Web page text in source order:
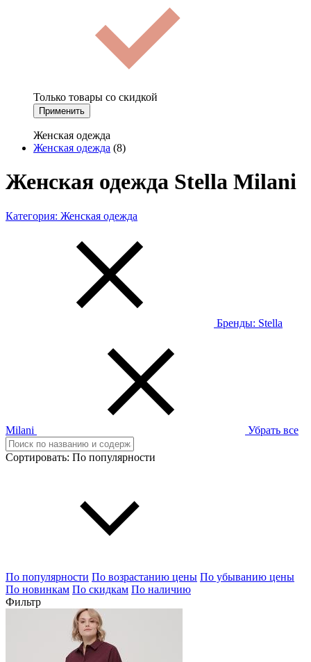
Только товары со скидкой
Применить
Женская одежда
Женская одежда (8)
Женская одежда Stella Milani
Категория: Женская одежда
Бренды: Stella
Milani Убрать все
Сортировать: По популярности
По популярности По возрастанию цены По убыванию цены
По новинкам По скидкам По наличию
Фильтр